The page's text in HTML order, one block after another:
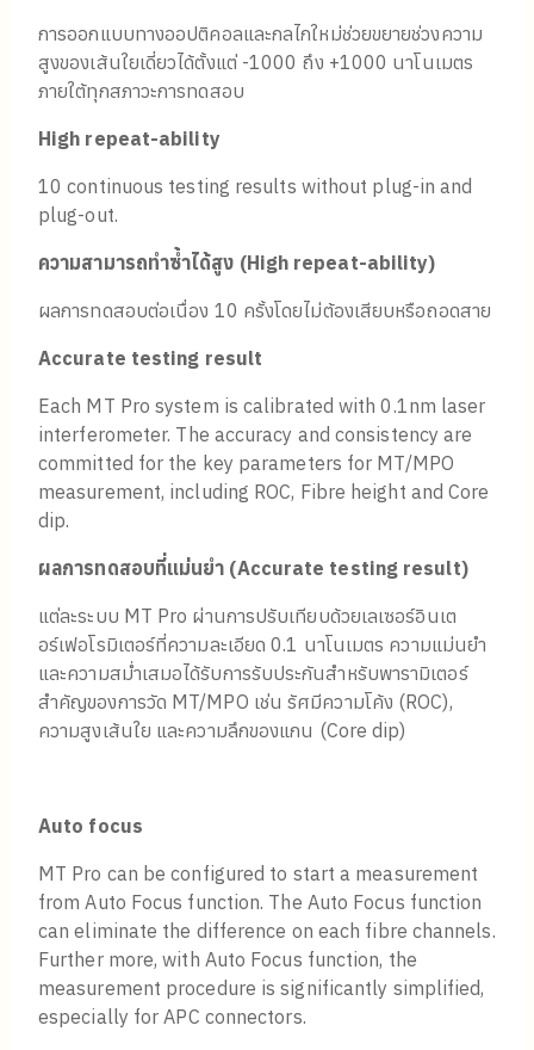
การออกแบบทางออปติคอลและกลไกใหม่ช่วยขยายช่วงความ
สูงของเส้นใยเดี่ยวได้ตั้งแต่ -1000 ถึง +1000 นาโนเมตร
ภายใต้ทุกสภาวะการทดสอบ
High repeat-ability
10 continuous testing results without plug-in and
plug-out.
ความสามารถทำซ้ำได้สูง (High repeat-ability)
ผลการทดสอบต่อเนื่อง 10 ครั้งโดยไม่ต้องเสียบหรือถอดสาย
Accurate testing result
Each MT Pro system is calibrated with 0.1nm laser
interferometer. The accuracy and consistency are
committed for the key parameters for MT/MPO
measurement, including ROC, Fibre height and Core
dip.
ผลการทดสอบที่แม่นยำ (Accurate testing result)
แต่ละระบบ MT Pro ผ่านการปรับเทียบด้วยเลเซอร์อินเต
อร์เฟอโรมิเตอร์ที่ความละเอียด 0.1 นาโนเมตร ความแม่นยำ
และความสม่ำเสมอได้รับการรับประกันสำหรับพารามิเตอร์
สำคัญของการวัด MT/MPO เช่น รัศมีความโค้ง (ROC),
ความสูงเส้นใย และความลึกของแกน (Core dip)
Auto focus
MT Pro can be configured to start a measurement
from Auto Focus function. The Auto Focus function
can eliminate the difference on each fibre channels.
Further more, with Auto Focus function, the
measurement procedure is significantly simplified,
especially for APC connectors.